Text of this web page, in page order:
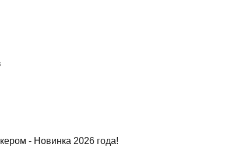
- Новинка 2026 года!